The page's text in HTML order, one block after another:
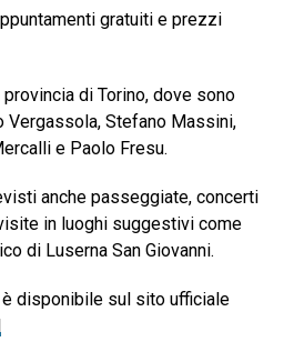
gratuiti e prezzi
di Torino, dove sono
Vergassola, Stefano Massini,
e Paolo Fresu.
anche passeggiate, concerti
in luoghi suggestivi come
di Luserna San Giovanni.
disponibile sul sito ufficiale